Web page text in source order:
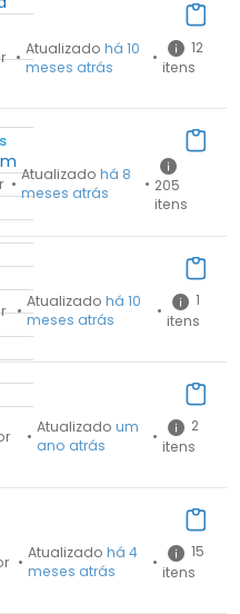
• Atualizado há 10
meses atrás
•
12
itens
• Atualizadohá 8
meses atrás
• 205
itens
• Atualizado há 10
meses atrás
•
1
itens
• Atualizado um
ano atrás
•
2
itens
• Atualizadohá 4
meses atrás
•
15
itens